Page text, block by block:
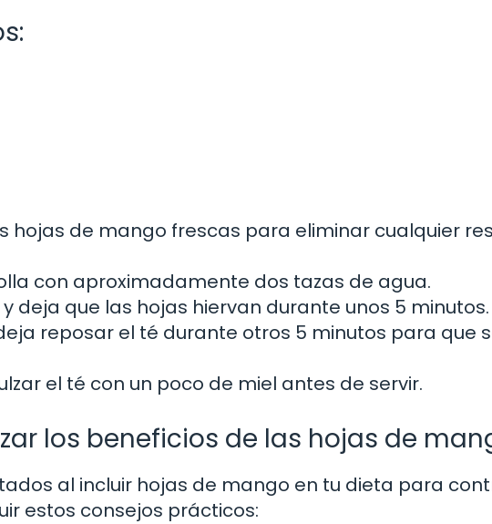
hojas de mango frescas para eliminar cualquier
con aproximadamente dos tazas de agua.
deja que las hojas hiervan durante unos 5 minutos.
reposar el té durante otros 5 minutos para que
el té con un poco de miel antes de servir.
los beneficios de las hojas de
al incluir hojas de mango en tu dieta para
estos consejos prácticos: